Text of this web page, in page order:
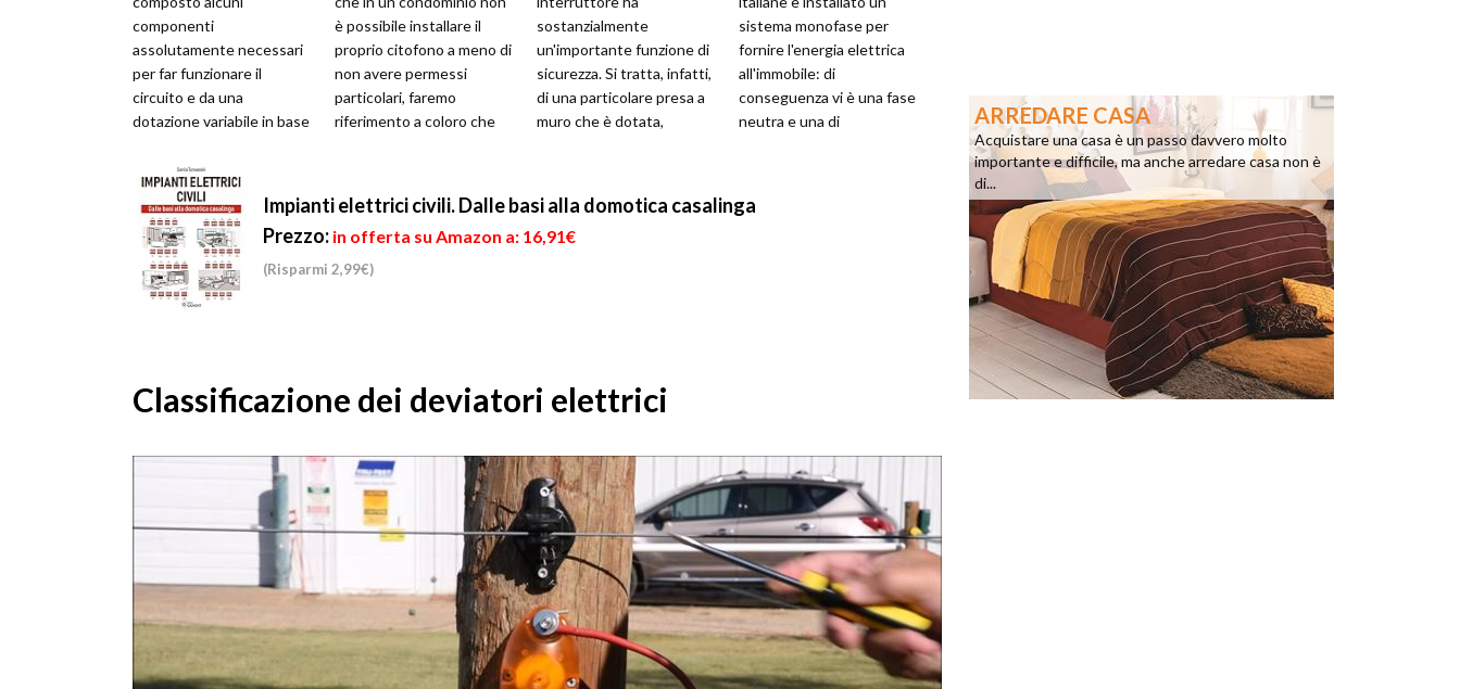
componenti
assolutamente necessari
per far funzionare il
circuito e da una
dotazione variabile in base
dell'ufficio. Per quanto
rig...
è possibile installare il
proprio citofono a meno di
non avere permessi
particolari, faremo
riferimento a coloro che
sostanzialmente
un'importante funzione di
sicurezza. Si tratta, infatti,
di una particolare presa a
muro che è dotata,
sistema monofase per
fornire l'energia elettrica
all'immobile: di
conseguenza vi è una fase
neutra e una di
Impianti elettrici civili. Dalle basi alla domotica casalinga
Prezzo: in offerta su Amazon a: 16,91€
(Risparmi 2,99€)
Classificazione dei deviatori elettrici
ARREDARE CASA
Acquistare una casa è un passo davvero molto
importante e difficile, ma anche arredare casa non è
di...